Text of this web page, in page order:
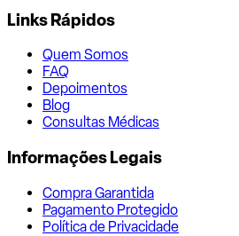
Links Rápidos
Quem Somos
FAQ
Depoimentos
Blog
Consultas Médicas
Informações Legais
Compra Garantida
Pagamento Protegido
Política de Privacidade